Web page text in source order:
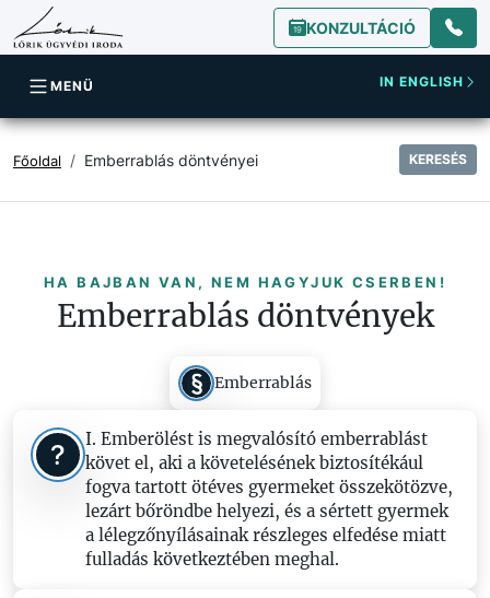
KONZULTÁCIÓ
MENÜ IN ENGLISH
Főoldal Emberrablás döntvényei KERESÉS
HA BAJBAN VAN, NEM HAGYJUK CSERBEN!
Emberrablás döntvények
Emberrablás
I. Emberölést is megvalósító emberrablást
követ el, aki a követelésének biztosítékául
fogva tartott ötéves gyermeket összekötözve,
lezárt bőröndbe helyezi, és a sértett gyermek
a lélegzőnyílásainak részleges elfedése miatt
fulladás következtében meghal.